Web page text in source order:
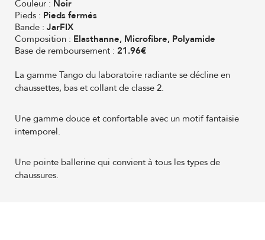
Couleur : Noir
Pieds : Pieds fermés
Bande : JarFIX
Composition : Elasthanne, Microfibre, Polyamide
Base de remboursement : 21.96€
La gamme Tango du laboratoire radiante se décline en
chaussettes, bas et collant de classe 2.
Une gamme douce et confortable avec un motif fantaisie
intemporel.
Une pointe ballerine qui convient à tous les types de
chaussures.